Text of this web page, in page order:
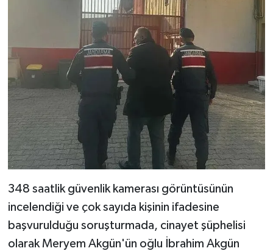
348 saatlik güvenlik kamerası görüntüsünün
incelendiği ve çok sayıda kişinin ifadesine
başvurulduğu soruşturmada, cinayet şüphelisi
olarak Meryem Akgün'ün oğlu İbrahim Akgün